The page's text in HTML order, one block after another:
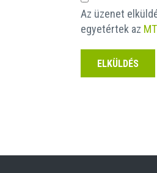
Az üzenet
egyetértek az
ELKÜLDÉS